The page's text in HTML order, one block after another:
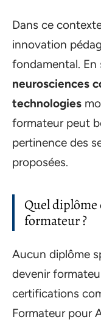
Dans ce
innovation
fondamental. En
neurosciences
technologies
formateur peut
pertinence des
proposées.
Quel diplôme
formateur ?
Aucun diplôme
devenir
certifications
Formateur pour